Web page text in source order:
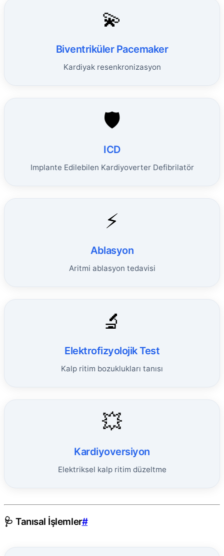
💫
Biventriküler Pacemaker
Kardiyak resenkronizasyon
🛡️
ICD
Implante Edilebilen Kardiyoverter Defibrilatör
⚡
Ablasyon
Aritmi ablasyon tedavisi
🔬
Elektrofizyolojik Test
Kalp ritim bozuklukları tanısı
💥
Kardiyoversiyon
Elektriksel kalp ritim düzeltme
🩺 Tanısal İşlemler#